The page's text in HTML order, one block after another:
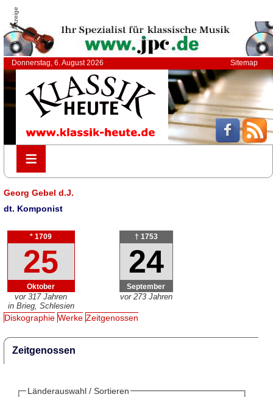
Anzeige
Donnerstag, 6. August 2026 Sitemap
≡
≡
Georg Gebel d.J.
dt. Komponist
* 1709
25
Oktober
vor 317 Jahren
in Brieg, Schlesien
† 1753
24
September
vor 273 Jahren
Diskographie Werke Zeitgenossen
Zeitgenossen
Länderauswahl / Sortieren